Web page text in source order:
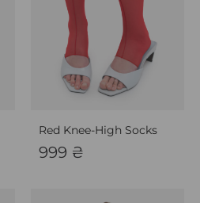
Red Knee-High Socks
999 ₴